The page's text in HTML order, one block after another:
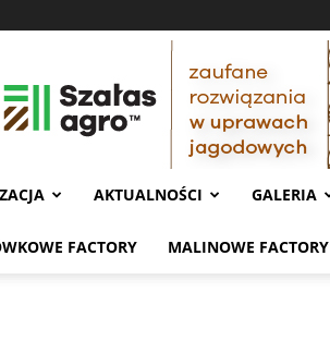
AKTUALNOŚCI GALERIA
FACTORY MALINOWE FACTORY